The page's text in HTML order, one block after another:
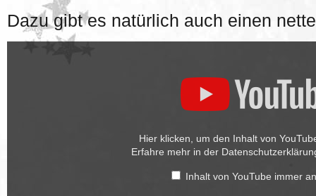
Dazu gibt es natürlich auch einen
Hier klicken, um den Inhalt von
Erfahre mehr in der
Inhalt von YouTube immer